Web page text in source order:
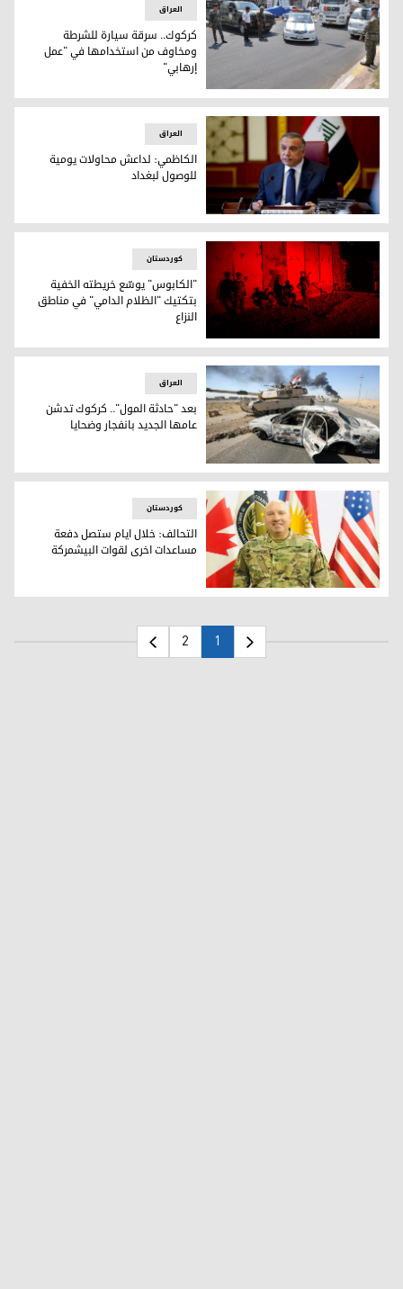
استنفرت الأجهزة الأمنية جهودها للعثور على السيارة - صورة
العراق
كركوك.. سرقة سيارة للشرطة
ومخاوف من استخدامها في "عمل
إرهابي"
رئيس الحكومة العراقية مصطفى الكاظمي
العراق
الكاظمي: لداعش محاولات يومية
للوصول لبغداد
يؤكد مسؤولون في إقليم كوردستان أن تهديدات داعش لا
کوردستان
"الكابوس" يوسّع خريطته الخفية
بتكتيك "الظلام الدامي" في مناطق
النزاع
تفجير سابق في العراق - من إرشيف AFP / أحمد الربيعي
العراق
بعد "حادثة المول".. كركوك تدشن
عامها الجديد بانفجار وضحايا
التحالف: خلال ايام ستصل دفعة مساعدات اخرى لقوات
کوردستان
التحالف: خلال ايام ستصل دفعة
مساعدات اخرى لقوات البيشمركة
1
2